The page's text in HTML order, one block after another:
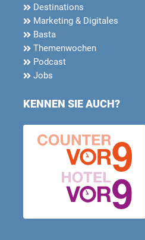
Destinations
Marketing & Digitales
Basta
Themenwochen
Podcast
Jobs
KENNEN SIE AUCH?